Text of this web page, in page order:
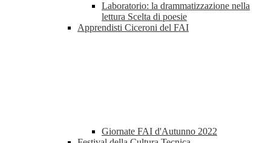
Laboratorio: la drammatizzazione nella
lettura Scelta di poesie
Apprendisti Ciceroni del FAI
Giornate FAI d'Autunno 2022